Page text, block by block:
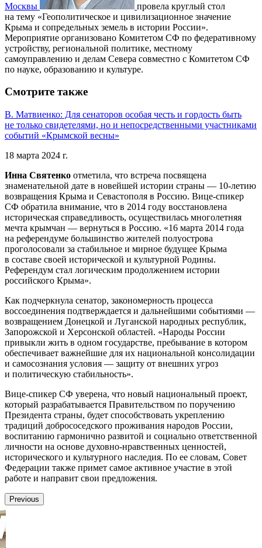
Москвы
провела круглый стол
на тему «Геополитическое и цивилизационное значение
Крыма и сопредельных земель в истории России».
Мероприятие организовано Комитетом СФ по федеративному
устройству, региональной политике, местному
самоуправлению и делам Севера совместно с Комитетом СФ
по науке, образованию и культуре.
Смотрите также
В. Матвиенко: Для сенаторов особая честь и гордость быть
не только свидетелями, но и непосредственными участниками
событий «Крымской весны»
18 марта 2024 г.
Инна Святенко отметила, что встреча посвящена
знаменательной дате в новейшей истории страны — 10-летию
возвращения Крыма и Севастополя в Россию. Вице-спикер
СФ обратила внимание, что в 2014 году восстановлена
историческая справедливость, осуществилась многолетняя
мечта крымчан — вернуться в Россию. «16 марта 2014 года
на референдуме большинство жителей полуострова
проголосовали за стабильное и мирное будущее Крыма
в составе своей исторической и культурной Родины.
Референдум стал логическим продолжением истории
российского Крыма».
Как подчеркнула сенатор, закономерность процесса
воссоединения подтверждается и дальнейшими событиями —
возвращением Донецкой и Луганской народных республик,
Запорожской и Херсонской областей. «Народы России
привыкли жить в одном государстве, пребывание в котором
обеспечивает важнейшие для их национальной консолидации
и самосознания условия — защиту от внешних угроз
и политическую стабильность».
Вице-спикер СФ уверена, что новый национальный проект,
который разрабатывается Правительством по поручению
Президента страны, будет способствовать укреплению
традиций добрососедского проживания народов России,
воспитанию гармонично развитой и социально ответственной
личности на основе духовно-нравственных ценностей,
исторического и культурного наследия. По ее словам, Совет
Федерации также примет самое активное участие в этой
работе и направит свои предложения.
Previous